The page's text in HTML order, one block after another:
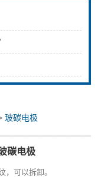
玻碳电极
碳电极
，可以拆卸。